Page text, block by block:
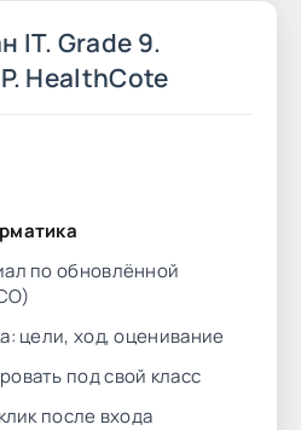
IT. Grade 9.
HealthCote
по обновлённой
цели, ход, оценивание
под свой класс
после входа